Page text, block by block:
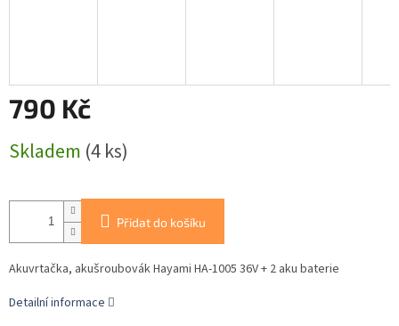
790 Kč
cena:
Skladem (4 ks)
Přidat do košíku
Akuvrtačka, akušroubovák Hayami HA-1005 36V + 2 aku baterie
Detailní informace